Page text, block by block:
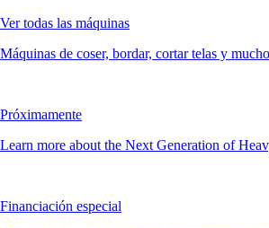
Ver todas las máquinas
Máquinas de coser, bordar, cortar telas y
Próximamente
Learn more about the Next Generation of
Financiación especial